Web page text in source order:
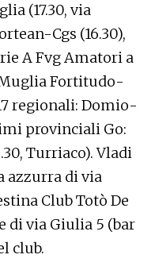
(17.30, via
Cgs (16.30),
A Fvg Amatori a
Muglia Fortitudo-
regionali: Domio-
provinciali Go:
Turriaco). Vladi
azzurra di via
Club Totò De
di via Giulia 5 (bar
club.